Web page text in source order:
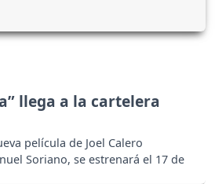
llega a la cartelera
película de Joel Calero
Soriano, se estrenará el 17 de